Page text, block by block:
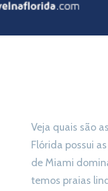
Veja quais são
Flórida possui
de Miami
temos praias